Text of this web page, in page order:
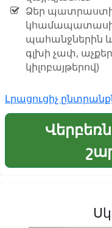
Ձեր պատրաստի
պահանջներին
գլխի չափ,
կիլոբայթերով)
Լրացուցիչ